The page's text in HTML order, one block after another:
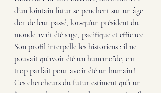
d’un lointain futur se penchent sur un âge
d’or de leur passé, lorsqu’un président du
monde avait été sage, pacifique et efficace.
Son profil interpelle les historiens : il ne
pouvait qu’avoir été un humanoïde, car
trop parfait pour avoir été un humain !
Ces chercheurs du futur estiment qu’à un